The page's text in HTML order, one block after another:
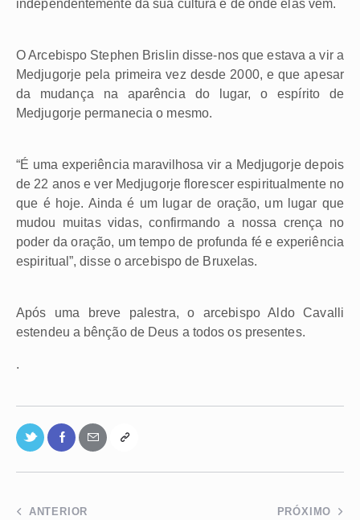
independentemente da sua cultura e de onde elas vêm.
O Arcebispo Stephen Brislin disse-nos que estava a vir a
Medjugorje pela primeira vez desde 2000, e que apesar
da mudança na aparência do lugar, o espírito de
Medjugorje permanecia o mesmo.
“É uma experiência maravilhosa vir a Medjugorje depois
de 22 anos e ver Medjugorje florescer espiritualmente no
que é hoje. Ainda é um lugar de oração, um lugar que
mudou muitas vidas, confirmando a nossa crença no
poder da oração, um tempo de profunda fé e experiência
espiritual”, disse o arcebispo de Bruxelas.
Após uma breve palestra, o arcebispo Aldo Cavalli
estendeu a bênção de Deus a todos os presentes.
.
ANTERIOR PRÓXIMO